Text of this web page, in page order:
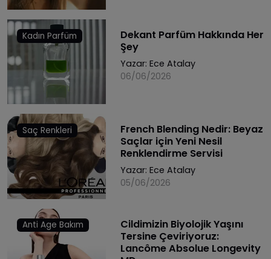
Kadın Parfüm
Dekant Parfüm Hakkında Her
Şey
Yazar: Ece Atalay
06/06/2026
Saç Renkleri
French Blending Nedir: Beyaz
Saçlar için Yeni Nesil
Renklendirme Servisi
Yazar: Ece Atalay
05/06/2026
Anti Age Bakım
Cildimizin Biyolojik Yaşını
Tersine Çeviriyoruz:
Lancôme Absolue Longevity